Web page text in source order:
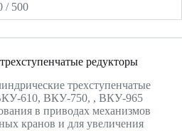
/ 500
редукторы
трехступенчатые
610, ВКУ-750, , ВКУ-965
в приводах механизмов
кранов и для увеличения